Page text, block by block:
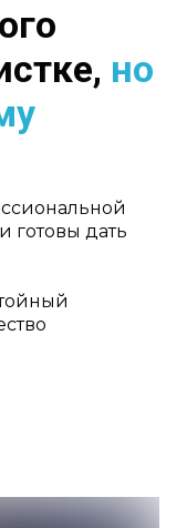
но
готовы дать